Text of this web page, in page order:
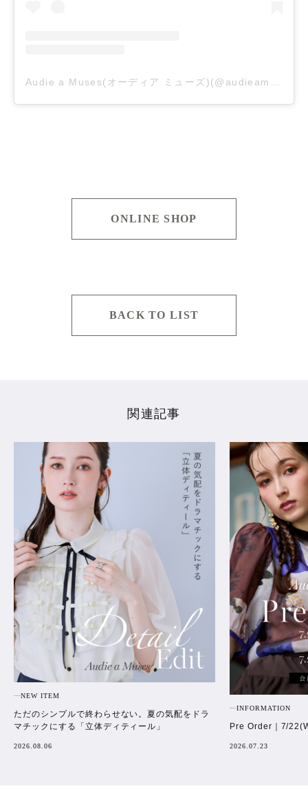
ONLINE SHOP
BACK TO LIST
関連記事
NEW ITEM
ただのシンプルで終わらせない。夏の気配をドラ
マチックにする「立体ディティール」
2026.08.06
INFORMATION
Pre Order｜7/
2026.07.23